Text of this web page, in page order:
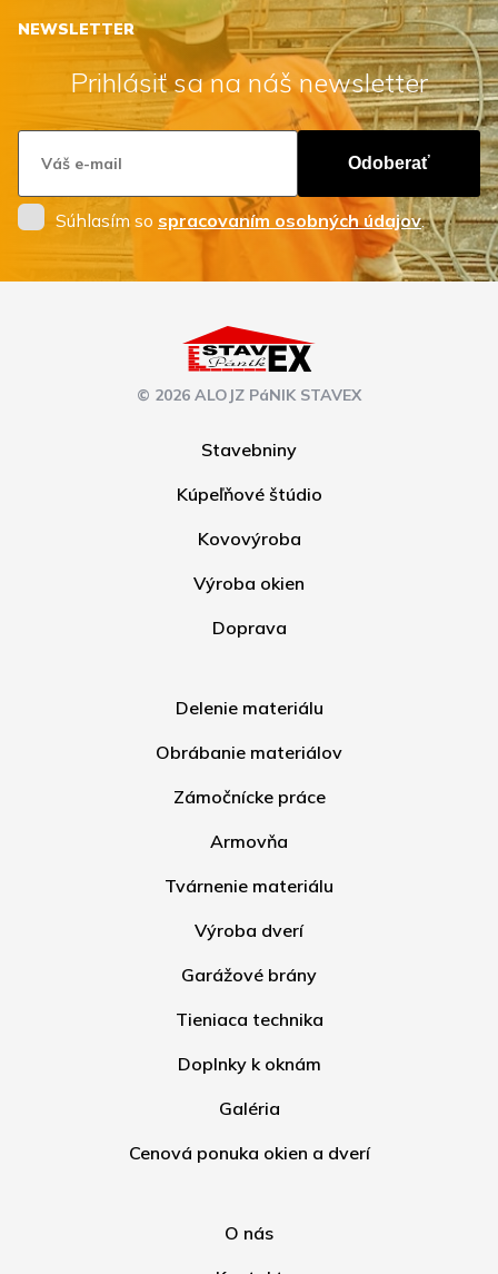
NEWSLETTER
Prihlásiť sa na náš newsletter
Odoberať
Súhlasím so spracovaním osobných údajov.
© 2026 ALOJZ PáNIK STAVEX
Stavebniny
Kúpeľňové štúdio
Kovovýroba
Výroba okien
Doprava
Delenie materiálu
Obrábanie materiálov
Zámočnícke práce
Armovňa
Tvárnenie materiálu
Výroba dverí
Garážové brány
Tieniaca technika
Doplnky k oknám
Galéria
Cenová ponuka okien a dverí
O nás